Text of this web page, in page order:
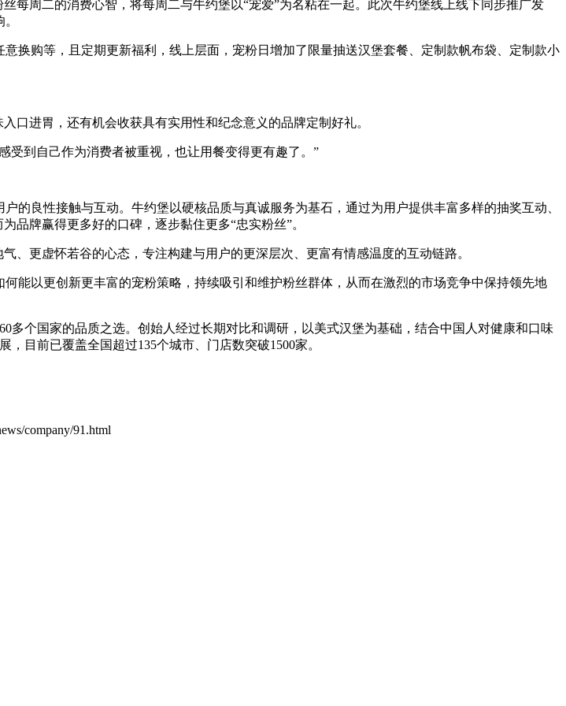
每周二的消费心智，将每周二与牛约堡以“宠爱”为名粘在一起。此次牛约堡线上线下同步推广发
换购等，且定期更新福利，线上层面，宠粉日增加了限量抽送汉堡套餐、定制款帆布袋、定制款小
口进胃，还有机会收获具有实用性和纪念意义的品牌定制好礼。
受到自己作为消费者被重视，也让用餐变得更有趣了。”
的良性接触与互动。牛约堡以硬核品质与真诚服务为基石，通过为用户提供丰富多样的抽奖互动、
品牌赢得更多好的口碑，逐步黏住更多“忠实粉丝”。
、更虚怀若谷的心态，专注构建与用户的更深层次、更富有情感温度的互动链路。
能以更创新更丰富的宠粉策略，持续吸引和维护粉丝群体，从而在激烈的市场竞争中保持领先地
个国家的品质之选。创始人经过长期对比和调研，以美式汉堡为基础，结合中国人对健康和口味
目前已覆盖全国超过135个城市、门店数突破1500家。
company/91.html